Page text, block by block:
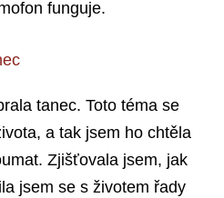
funguje.
tanec. Toto téma se
a tak jsem ho chtěla
Zjišťovala jsem, jak
jsem se s životem řady